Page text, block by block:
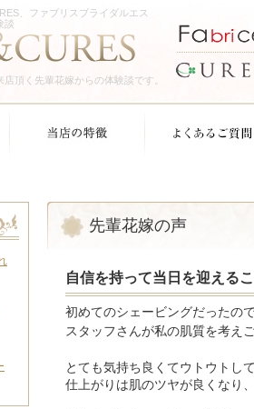
、ファブリスブライダルエス
談
頂く先輩花嫁からの体験談です。
先輩花嫁の声
自信を持って当日を迎える
初めてのシェービングだったの
スタッフさんが私の肌質を考え
とても気持ち良くてウトウトし
仕上がりは肌のツヤが良くなり